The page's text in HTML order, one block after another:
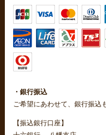
・銀行振込
ご希望にあわせて、銀行振込
【振込銀行口座】